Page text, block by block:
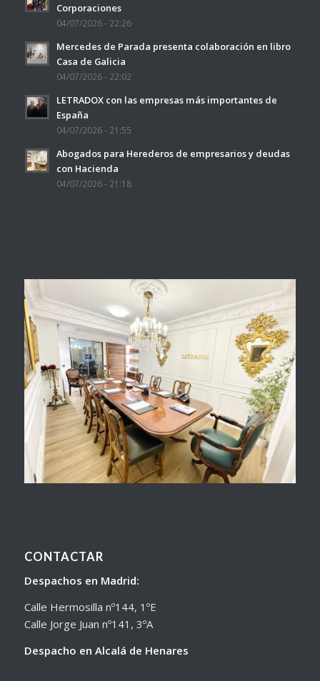
Corporaciones
04/07/2026 - 22:26
Mercedes de Parada presenta colaboración en libro
Casa de Galicia
04/07/2026 - 22:02
LETRADOX con las empresas más importantes de
España
04/07/2026 - 21:55
Abogados para Herederos de empresarios y deudas
con Hacienda
04/07/2026 - 21:18
CONTACTAR
Despachos en Madrid:
Calle Hermosilla nº144, 1ºE
Calle Jorge Juan nº141, 3ºA
Despacho en Alcalá de Henares